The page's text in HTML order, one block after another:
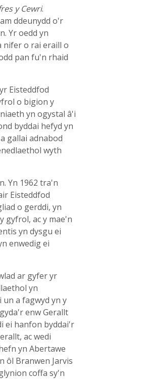
y Cewri.
ddeunydd o'r
Yr oedd yn
nifer o rai eraill o
pan fu'n rhaid
Eisteddfod
o bigion y
yn ogystal â'i
byddai hefyd yn
gallai adnabod
wyth
Yn 1962 tra'n
Eisteddfod
o gerddi, yn
gyfrol, ac y mae'n
yn dysgu ei
enwedig ei
ar gyfer yr
yn
a fagwyd yn y
enw Gerallt
ei hanfon byddai'r
ac wedi
yn Abertawe
ôl Branwen Jarvis
coffa sy'n